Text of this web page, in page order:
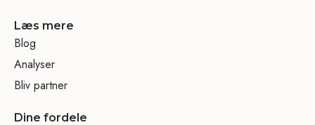
Læs mere
Blog
Analyser
Bliv partner
Dine fordele